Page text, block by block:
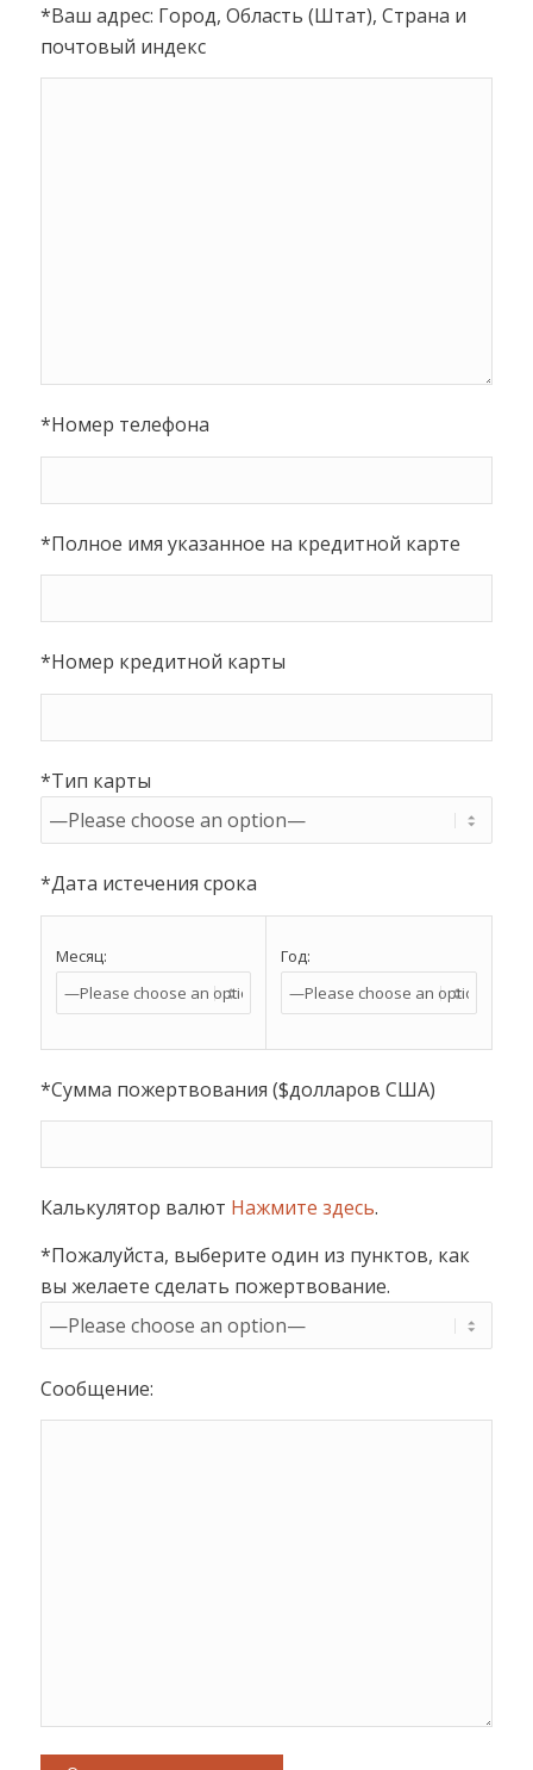
*Ваш адрес: Город, Область (Штат), Страна и
почтовый индекс
*Номер телефона
*Полное имя указанное на кредитной карте
*Номер кредитной карты
*Тип карты
*Дата истечения срока
Месяц: Год:
*Сумма пожертвования ($долларов США)
Калькулятор валют Нажмите здесь.
*Пожалуйста, выберите один из пунктов, как
вы желаете сделать пожертвование.
Сообщение: